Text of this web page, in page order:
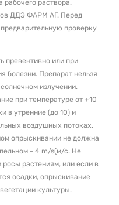
рабочего раствора.
ДДЭ ФАРМ АГ. Перед
проверку
или при
болезни. Препарат нельзя
излучении.
при температуре от +10
в утренние (до 10) и
воздушных потоках.
опрыскивании не должна
- 4 m/s(м/с. Не
растениям, или если в
осадки, опрыскивание
культуры.